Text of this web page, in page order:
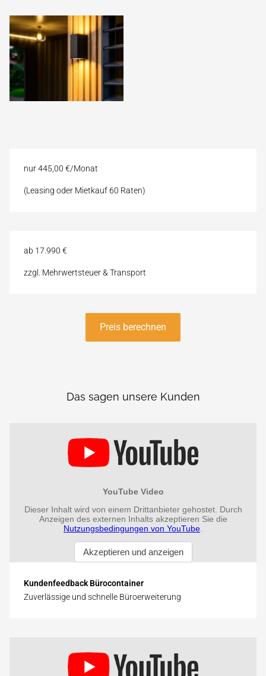
nur 445,00 €/Monat
(Leasing oder Mietkauf 60 Raten)
ab 17.990 €
zzgl. Mehrwertsteuer & Transport
Preis berechnen
Das sagen unsere Kunden
Kundenfeedback Bürocontainer
Zuverlässige und schnelle Büroerweiterung